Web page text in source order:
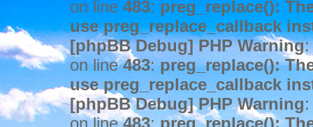
on line 483: preg_replace():
use preg_replace_callback
[phpBB Debug] PHP Warning:
on line483:preg_replace():
use preg_replace_callback
[phpBB Debug] PHP Warning
on line483: preg_replace():